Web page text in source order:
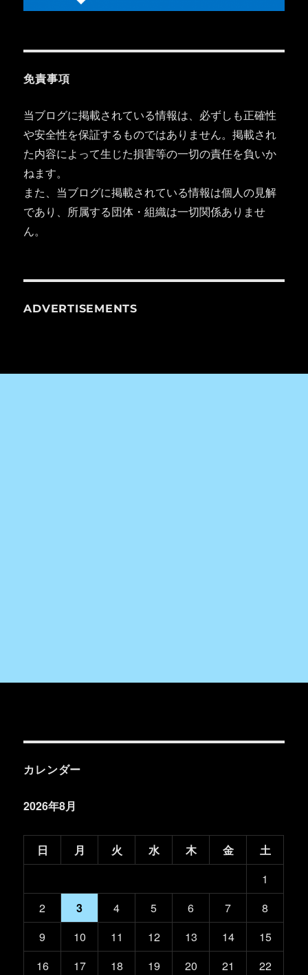
免責事項
当ブログに掲載されている情報は、必ずしも正確性
や安全性を保証するものではありません。掲載され
た内容によって生じた損害等の一切の責任を負いか
ねます。
また、当ブログに掲載されている情報は個人の見解
であり、所属する団体・組織は一切関係ありませ
ん。
ADVERTISEMENTS
カレンダー
2026年8月
日 月 火 水 木 金
土
1
2
3 4 5 6 7
8
9
10 11 12 13 14
15
16
17 18 19 20 21 22